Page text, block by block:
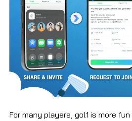
For many players, golf is more